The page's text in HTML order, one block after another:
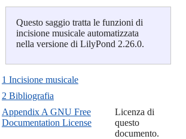
Questo saggio tratta le funzioni di
incisione musicale automatizzata
nella versione di LilyPond 2.26.0.
1 Incisione musicale
2 Bibliografia
Appendix A GNU Free
Documentation License
Licenza di
questo
documento.